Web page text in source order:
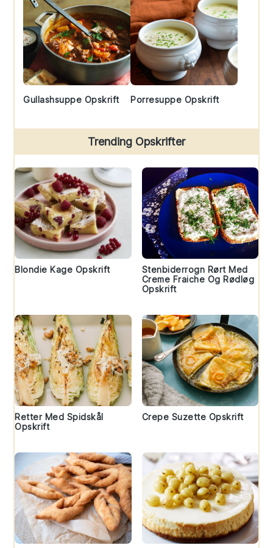
Gullashsuppe Opskrift Porresuppe Opskrift
Trending Opskrifter
Blondie Kage Opskrift
Stenbiderrogn Rørt Med
Creme Fraiche Og Rødløg
Opskrift
Retter Med Spidskål
Opskrift
Crepe Suzette Opskrift